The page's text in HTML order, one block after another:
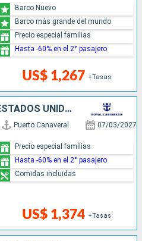
US$ 1,267 +Tasas
Barco Nuevo
Barco más grande del mundo
Precio especial familias
Hasta -60% en el 2° pasajero
BAHAMAS, SAN MARTÍN, ESTADOS UNIDOS
Puerto Canaveral 07/03/2027
US$ 1,374 +Tasas
Precio especial familias
Hasta -60% en el 2° pasajero
Comidas incluidas